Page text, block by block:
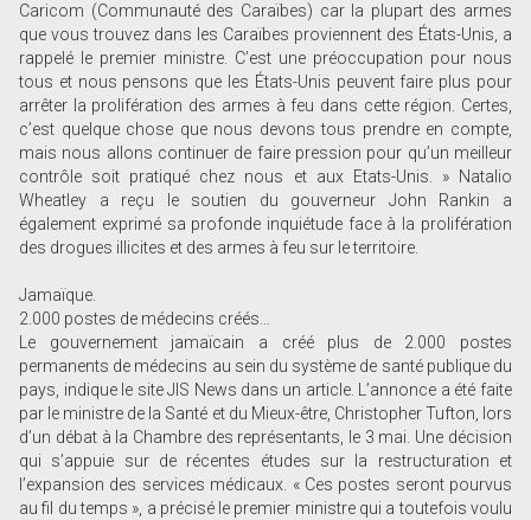
Caricom (Communauté des Caraïbes) car la plupart des armes
que vous trouvez dans les Caraïbes proviennent des États-Unis, a
rappelé le premier ministre. C’est une préoccupation pour nous
tous et nous pensons que les États-Unis peuvent faire plus pour
arrêter la prolifération des armes à feu dans cette région. Certes,
c’est quelque chose que nous devons tous prendre en compte,
mais nous allons continuer de faire pression pour qu’un meilleur
contrôle soit pratiqué chez nous et aux Etats-Unis. » Natalio
Wheatley a reçu le soutien du gouverneur John Rankin a
également exprimé sa profonde inquiétude face à la prolifération
des drogues illicites et des armes à feu sur le territoire.
Jamaïque.
2.000 postes de médecins créés…
Le gouvernement jamaïcain a créé plus de 2.000 postes
permanents de médecins au sein du système de santé publique du
pays, indique le site JIS News dans un article. L’annonce a été faite
par le ministre de la Santé et du Mieux-être, Christopher Tufton, lors
d’un débat à la Chambre des représentants, le 3 mai. Une décision
qui s’appuie sur de récentes études sur la restructuration et
l’expansion des services médicaux. « Ces postes seront pourvus
au fil du temps », a précisé le premier ministre qui a toutefois voulu